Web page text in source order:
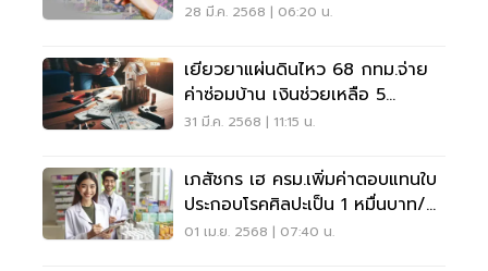
28 มี.ค. 2568 | 06:20 น.
เยียวยาแผ่นดินไหว 68 กทม.จ่าย
ค่าซ่อมบ้าน เงินช่วยเหลือ 5
รายการ
31 มี.ค. 2568 | 11:15 น.
เภสัชกร เฮ ครม.เพิ่มค่าตอบแทนใบ
ประกอบโรคศิลปะเป็น 1 หมื่นบาท/
เดือน
01 เม.ย. 2568 | 07:40 น.